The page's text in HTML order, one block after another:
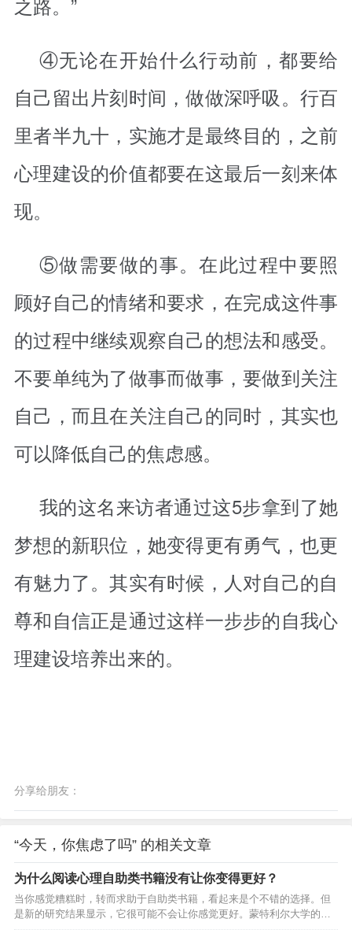
④无论在开始什么行动前，都要给
自己留出片刻时间，做做深呼吸。行百
里者半九十，实施才是最终目的，之前
心理建设的价值都要在这最后一刻来体
现。
⑤做需要做的事。在此过程中要照
顾好自己的情绪和要求，在完成这件事
的过程中继续观察自己的想法和感受。
不要单纯为了做事而做事，要做到关注
自己，而且在关注自己的同时，其实也
可以降低自己的焦虑感。
我的这名来访者通过这5步拿到了她
梦想的新职位，她变得更有勇气，也更
有魅力了。其实有时候，人对自己的自
尊和自信正是通过这样一步步的自我心
理建设培养出来的。
分享给朋友：
“今天，你焦虑了吗” 的相关文章
为什么阅读心理自助类书籍没有让你变得更好？
当你感觉糟糕时，转而求助于自助类书籍，看起来是个不错的选择。但
是新的研究结果显示，它很可能不会让你感觉更好。蒙特利尔大学的心
理学家研究发现，相比于不读自助类书籍的人，那些阅读自助类书籍的